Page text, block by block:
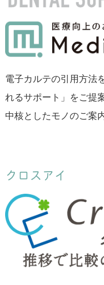
電子カルテの引用方法
れるサポート」をご提
中核としたモノのご案
クロスアイ